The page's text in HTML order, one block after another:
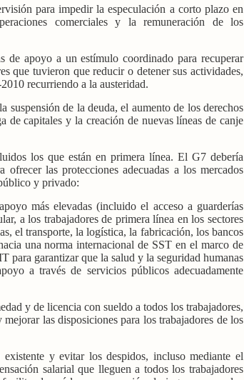
para impedir la especulación a corto plazo en
comerciales y la remuneración de los
de apoyo a un estímulo coordinado para recuperar
que tuvieron que reducir o detener sus actividades,
recurriendo a la austeridad.
suspensión de la deuda, el aumento de los derechos
de capitales y la creación de nuevas líneas de canje
los que están en primera línea. El G7 debería
ofrecer las protecciones adecuadas a los mercados
y privado:
más elevadas (incluido el acceso a guarderías
a los trabajadores de primera línea en los sectores
el transporte, la logística, la fabricación, los bancos
una norma internacional de SST en el marco de
para garantizar que la salud y la seguridad humanas
a través de servicios públicos adecuadamente
y de licencia con sueldo a todos los trabajadores,
las disposiciones para los trabajadores de los
y evitar los despidos, incluso mediante el
salarial que lleguen a todos los trabajadores